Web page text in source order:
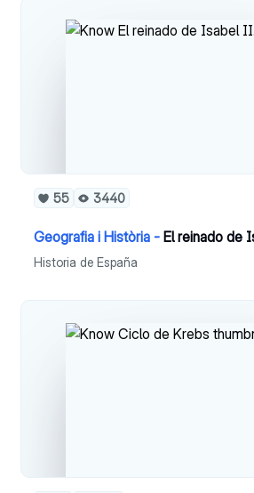
55 3440
Geografia i Història - El reinado de
Historia de España